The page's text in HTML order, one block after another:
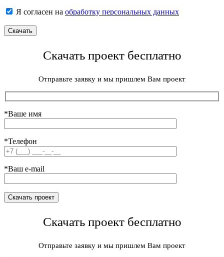
Я согласен на обработку персональных данных
Скачать проект бесплатно
Отправьте заявку и мы пришлем Вам проект
*Ваше имя
*Телефон
*Ваш e-mail
Скачать проект бесплатно
Отправьте заявку и мы пришлем Вам проект